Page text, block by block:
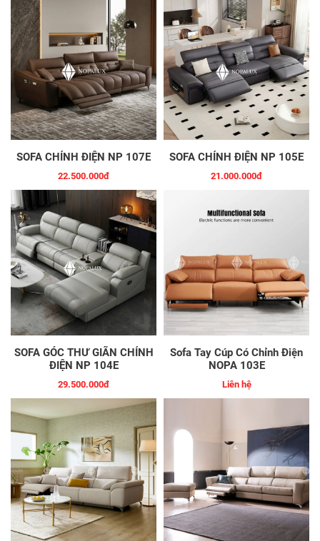
SOFA CHỈNH ĐIỆN NP 107E
22.500.000đ
SOFA CHỈNH ĐIỆN NP 105E
21.000.000đ
SOFA GÓC THƯ GIÃN CHỈNH
ĐIỆN NP 104E
29.500.000đ
Sofa Tay Cúp Có Chỉnh Điện
NOPA 103E
Liên hệ